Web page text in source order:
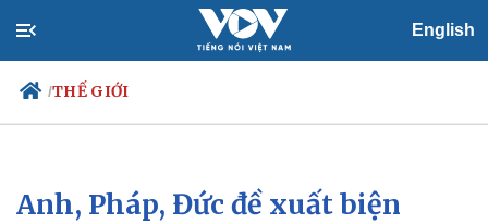
English
/THẾ GIỚI
Chính trị
Xã hội
Anh, Pháp, Đức đề xuất biện